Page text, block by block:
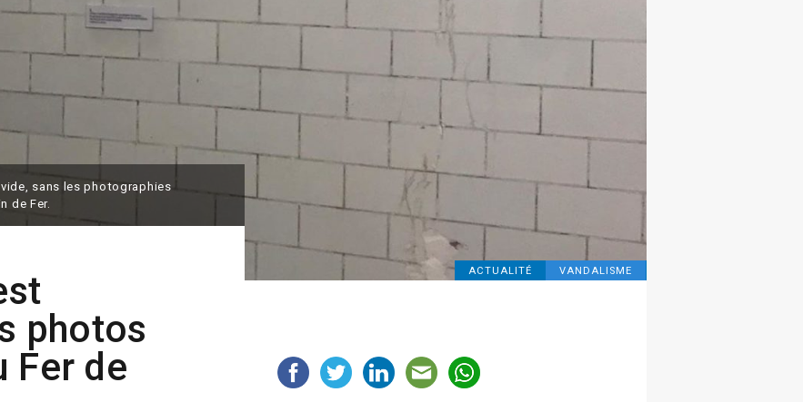
ACTUALITÉ VANDALISME
sans les photographies
de Fer.
photos
Fer de